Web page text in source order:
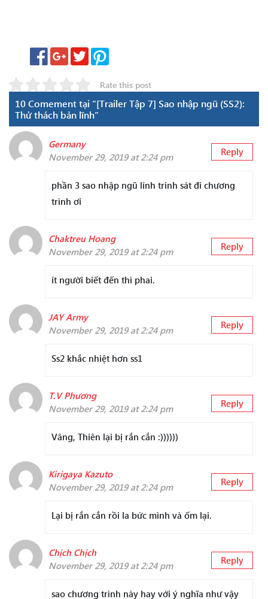
Rate this post
10 Comement tại “[Trailer Tập 7] Sao nhập ngũ (SS2):
Thử thách bản lĩnh”
Germany
November 29, 2019 at 2:24 pm
Reply
phần 3 sao nhập ngũ lính trinh sát đi chương
trình ơi
Chaktreu Hoang
November 29, 2019 at 2:24 pm
Reply
ít người biết đến thì phai.
JAY Army
November 29, 2019 at 2:24 pm
Reply
Ss2 khắc nhiệt hơn ss1
T.V Phương
November 29, 2019 at 2:24 pm
Reply
Vâng, Thiên lại bị rắn cắn :))))))
Kirigaya Kazuto
November 29, 2019 at 2:24 pm
Reply
Lại bị rắn cắn rồi la bức mình và ốm lại.
Chịch Chịch
November 29, 2019 at 2:24 pm
Reply
sao chương trình này hay với ý nghĩa như vậy